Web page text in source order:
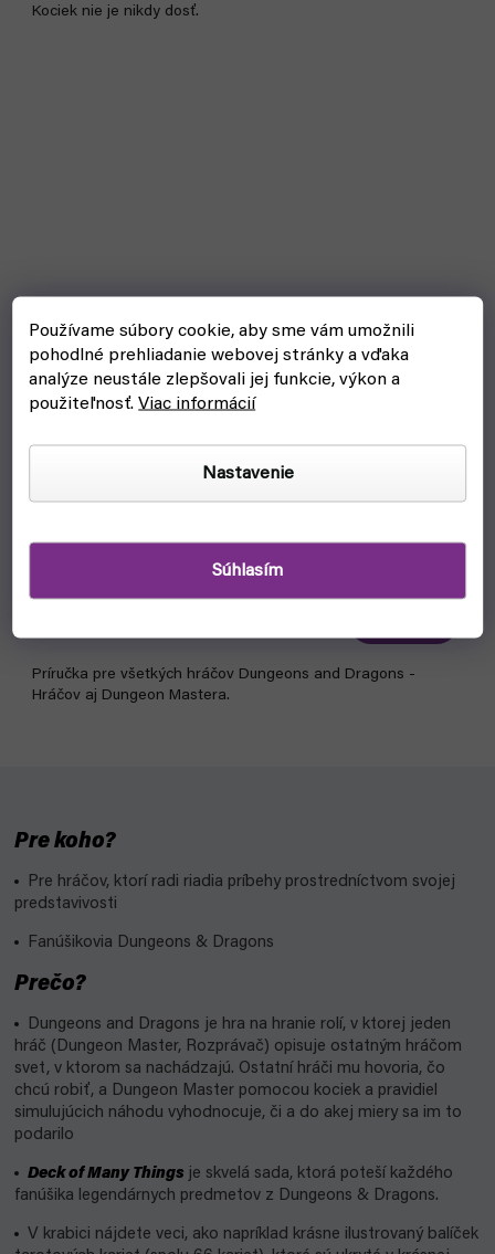
Používame súbory cookie, aby sme vám umožnili
pohodlné prehliadanie webovej stránky a vďaka
analýze neustále zlepšovali jej funkcie, výkon a
použiteľnosť.Viac informácií
Nastavenie
Súhlasím
Kociek nie je nikdy dosť.
Príručka pre všetkých hráčov Dungeons and Dragons -
Hráčov aj Dungeon Mastera.
Pre koho?
Pre hráčov, ktorí radi riadia príbehy prostredníctvom svojej
predstavivosti
Fanúšikovia Dungeons & Dragons
Prečo?
Dungeons and Dragons je hra na hranie rolí, v ktorej jeden
hráč (Dungeon Master, Rozprávač) opisuje ostatným hráčom
svet, v ktorom sa nachádzajú. Ostatní hráči mu hovoria, čo
chcú robiť, a Dungeon Master pomocou kociek a pravidiel
simulujúcich náhodu vyhodnocuje, či a do akej miery sa im to
podarilo
Deck of Many Things je skvelá sada, ktorá poteší každého
fanúšika legendárnych predmetov z Dungeons & Dragons.
V krabici nájdete veci, ako napríklad krásne ilustrovaný balíček